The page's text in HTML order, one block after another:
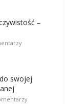
–
swojej